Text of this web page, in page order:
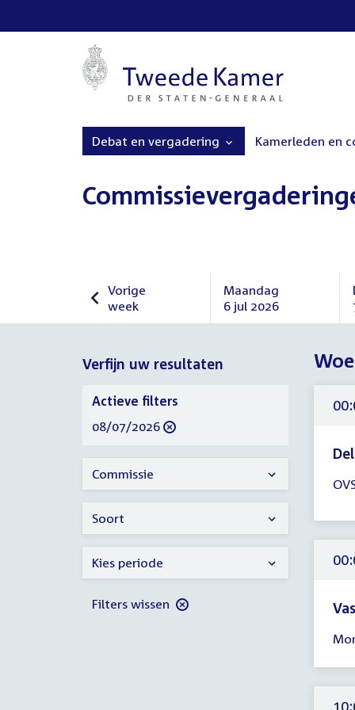
Debat en vergadering Kamerleden en
Vorige
week
Vorige
Maandag
6 jul 2026
Maandag
Verfijn uw resultaten
uur
-
Verfijn
uw
resultaten
Actieve filters
verwijder
08/07/2026
Commissie
Soort
Kies periode
Filters wissen